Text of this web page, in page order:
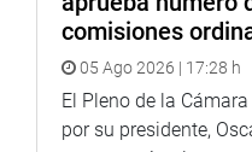
comisiones
05 Ago 2026 | 17:28 h
El Pleno de la
por su presidente,